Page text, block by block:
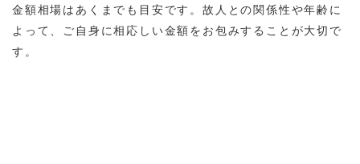
金額相場はあくまでも目安です。故人との関係性や年齢に
よって、ご自身に相応しい金額をお包みすることが大切で
す。